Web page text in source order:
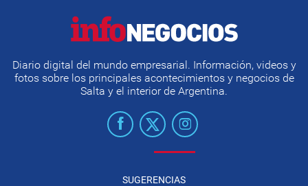
Diario digital del mundo empresarial. Información, videos y
fotos sobre los principales acontecimientos y negocios de
Salta y el interior de Argentina.
SUGERENCIAS